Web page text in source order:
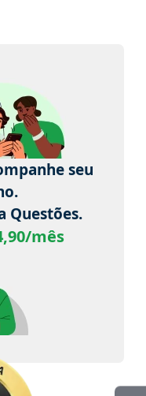
seu
Questões.
mês